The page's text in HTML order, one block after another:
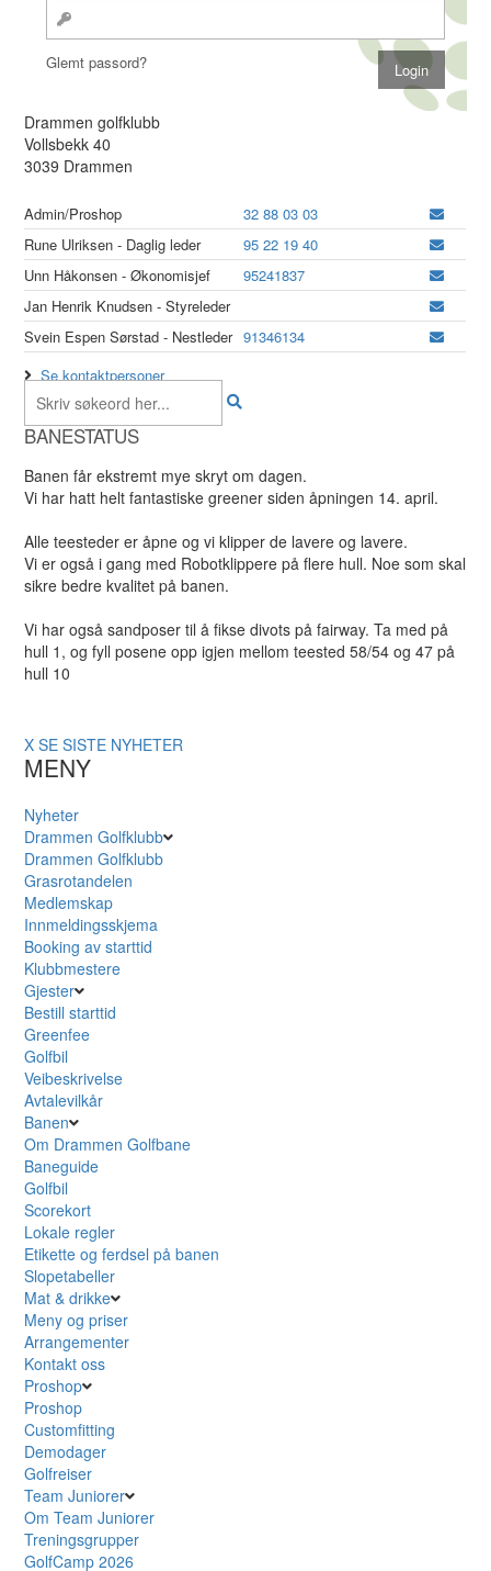
Glemt passord?
Drammen golfklubb
Vollsbekk 40
3039 Drammen
Admin/Proshop
32 88 03 03
Rune Ulriksen - Daglig leder
95 22 19 40
Unn Håkonsen - Økonomisjef
95241837
Jan Henrik Knudsen - Styreleder
Svein Espen Sørstad - Nestleder 91346134
Se kontaktpersoner
BANESTATUS
Banen får ekstremt mye skryt om dagen.
Vi har hatt helt fantastiske greener siden åpningen 14. april.
Alle teesteder er åpne og vi klipper de lavere og lavere.
Vi er også i gang med Robotklippere på flere hull. Noe som skal
sikre bedre kvalitet på banen.
Vi har også sandposer til å fikse divots på fairway. Ta med på
hull 1, og fyll posene opp igjen mellom teested 58/54 og 47 på
hull 10
X SE SISTE NYHETER
MENY
Nyheter
Drammen Golfklubb
Drammen Golfklubb
Grasrotandelen
Medlemskap
Innmeldingsskjema
Booking av starttid
Klubbmestere
Gjester
Bestill starttid
Greenfee
Golfbil
Veibeskrivelse
Avtalevilkår
Banen
Om Drammen Golfbane
Baneguide
Golfbil
Scorekort
Lokale regler
Etikette og ferdsel på banen
Slopetabeller
Mat & drikke
Meny og priser
Arrangementer
Kontakt oss
Proshop
Proshop
Customfitting
Demodager
Golfreiser
Team Juniorer
Om Team Juniorer
Treningsgrupper
GolfCamp 2026